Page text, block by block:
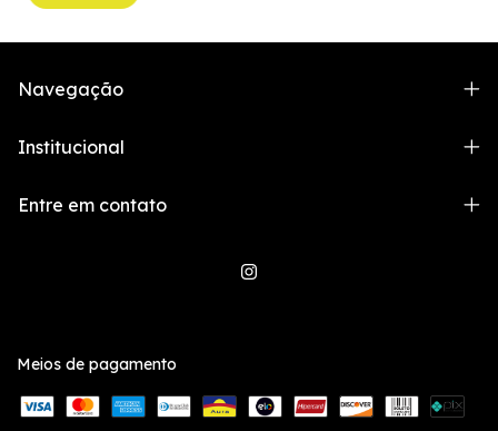
Navegação
Institucional
Entre em contato
Meios de pagamento